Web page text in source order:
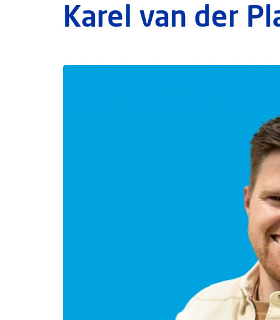
Karel van der